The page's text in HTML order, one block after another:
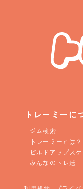
トレーミーに
ジム検索
トレーミーとは？
ビルドアップス
みんなのトレ活